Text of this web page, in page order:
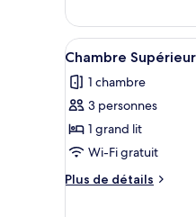
Chambre
Double
Familiale
le
type
de
Chambre
Double
Afficher
toutes
les
photos
pour
ce
type
de
11
Chambre
1 chambre
3 personnes
1 grand lit
Wi-Fi gratuit
Plus de détails
Plus